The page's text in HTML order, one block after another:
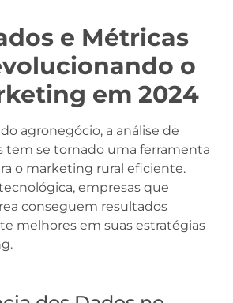
e Métricas
o
em 2024
agronegócio, a análise de
tem se tornado uma ferramenta
o marketing rural eficiente.
empresas que
conseguem resultados
melhores em suas estratégias